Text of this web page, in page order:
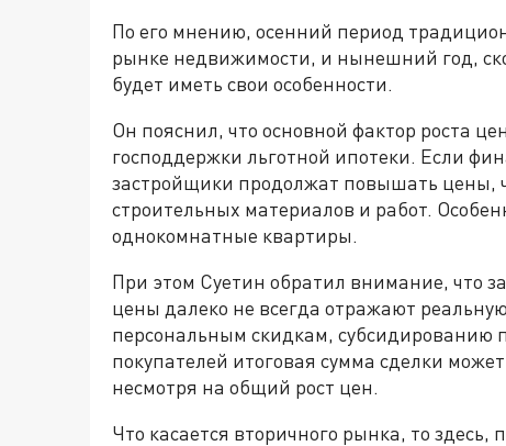
По его мнению, осенний период
рынке недвижимости, и нынешний год,
будет иметь свои особенности.
Он пояснил, что основной фактор роста
господдержки льготной ипотеки. Если
застройщики продолжат повышать цены,
строительных материалов и работ.
однокомнатные квартиры.
При этом Суетин обратил внимание, что
цены далеко не всегда отражают
персональным скидкам, субсидированию
покупателей итоговая сумма сделки
несмотря на общий рост цен.
Что касается вторичного рынка, то